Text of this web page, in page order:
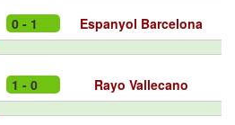
0 - 1 Espanyol Barcelona
1 - 0 Rayo Vallecano